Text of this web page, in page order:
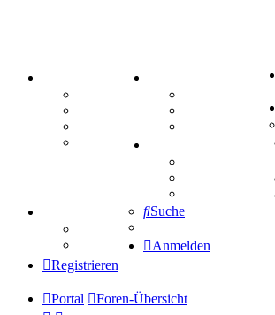
Mastodon
Zitatesammlung
Schiffe
Tipprunde
Comunio
Suche
Anmelden
Registrieren
Portal Foren-Übersicht